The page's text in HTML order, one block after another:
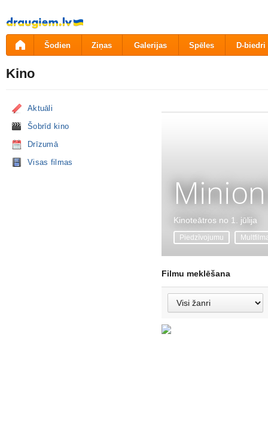
Pāriet
uz
saturu
Šodien Ziņas Galerijas Spēles D-biedri
Kino
Aktuāli
Šobrīd kino
Drīzumā
Visas filmas
Kinoteātros no 1. jūlija
Piedzīvojumu
Filmu meklēšana